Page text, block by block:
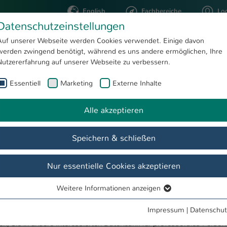
English Fachbereiche
STUDIUM FORSCHUNG
Datenschutzerklärung
und -bindung
Talentpool
67659 Kaiserslautern, Telefon: 06 31 / 37 24 – 0, E-Mail:pro3-
dürfen diese nur verarbeitet werden, wenn eine
Sie in unsere Interessierten-Datenbank für professorales
unserer Webseite werden Cookies verwendet. Einige davon
zwingend benötigt, während es uns andere ermöglichen, Ihre
auf unserer Webseite zu verbessern.
Essentiell Marketing Externe Inhalte
Alle akzeptieren
Speichern & schließen
Nur essentielle Cookies akzeptieren
Essentielle Cookies werden für grundlegende Funktionen der
Weitere Informationen anzeigen
Impressum |